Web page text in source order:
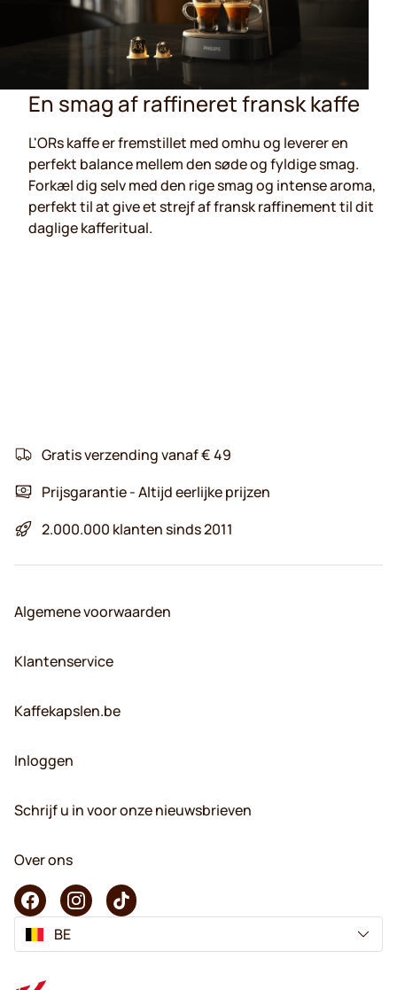
En smag af raffineret fransk kaffe
L'ORs kaffe er fremstillet med omhu og leverer en
perfekt balance mellem den søde og fyldige smag.
Forkæl dig selv med den rige smag og intense aroma,
perfekt til at give et strejf af fransk raffinement til dit
daglige kafferitual.
Gratis verzending vanaf € 49
Prijsgarantie - Altijd eerlijke prijzen
2.000.000 klanten sinds 2011
Algemene voorwaarden
Klantenservice
Kaffekapslen.be
Inloggen
Schrijf u in voor onze nieuwsbrieven
Over ons
BE